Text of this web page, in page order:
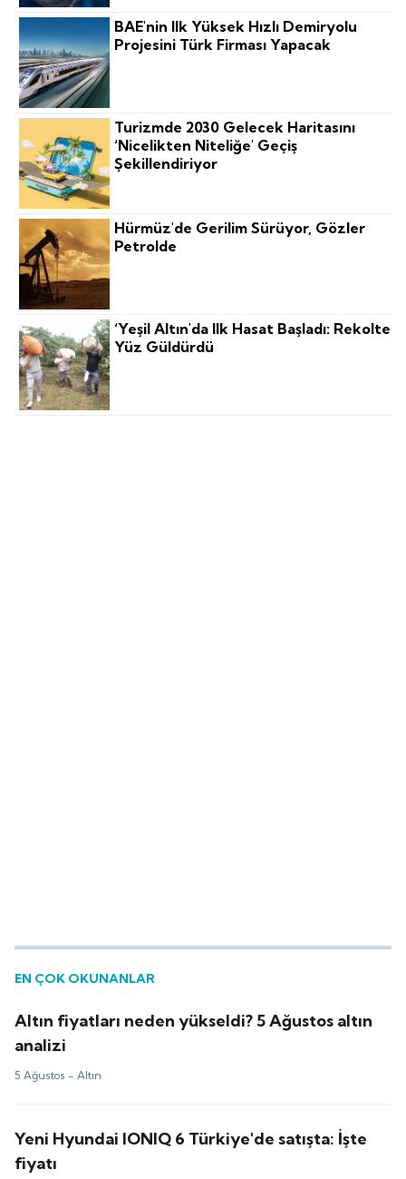
BAE'nin Ilk Yüksek Hızlı Demiryolu
Projesini Türk Firması Yapacak
Turizmde 2030 Gelecek Haritasını
‘nicelikten Niteliğe' Geçiş
Şekillendiriyor
Hürmüz'de Gerilim Sürüyor, Gözler
Petrolde
‘Yeşil Altın'da Ilk Hasat Başladı: Rekolte
Yüz Güldürdü
EN ÇOK OKUNANLAR
Altın fiyatları neden yükseldi? 5 Ağustos altın
analizi
5 Ağustos -Altın
Yeni Hyundai IONIQ 6 Türkiye'de satışta: İşte
fiyatı